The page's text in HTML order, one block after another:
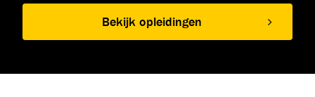
Bekijk opleidingen